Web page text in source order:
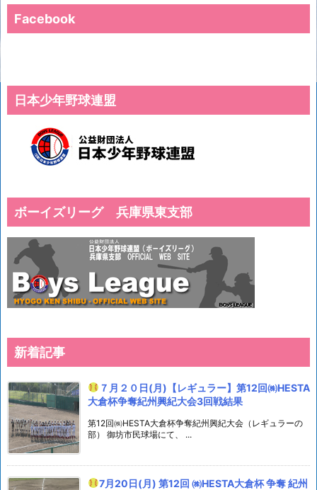
Facebook
日本少年野球連盟
ボーイズリーグ 兵庫県東支部
新着記事
７月２０日(月)【レギュラー】第12回㈱HESTA
大倉杯争奪紀州興紀大会3回戦結果
第12回㈱HESTA大倉杯争奪紀州興紀大会（レギュラーの
部） 御坊市民球場にて、 ...
7月20日(月) 第12回 ㈱HESTA大倉杯 争奪 紀州